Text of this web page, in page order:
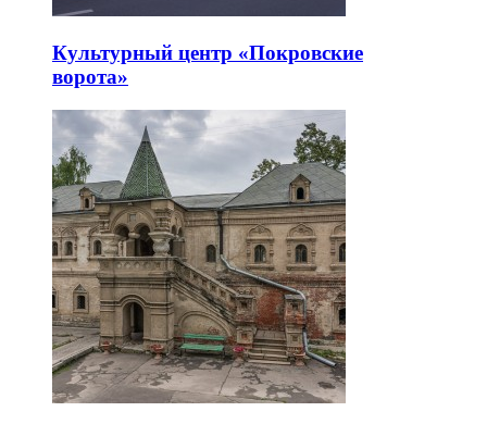
Культурный центр «Покровские
ворота»